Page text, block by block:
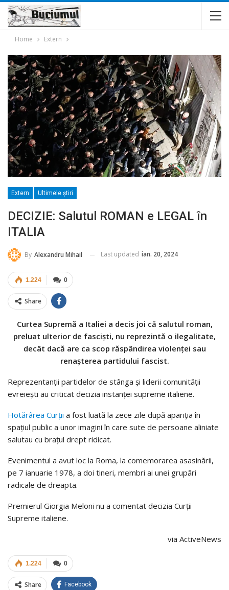
Home Extern
Extern Ultimele ştiri
DECIZIE: Salutul ROMAN e LEGAL în
ITALIA
By Alexandru Mihail Last updated ian. 20, 2024
0
1.224
Share
Curtea Supremă a Italiei a decis joi că salutul roman,
preluat ulterior de fasciști, nu reprezintă o ilegalitate,
decât dacă are ca scop răspândirea violenței sau
renașterea partidului fascist.
Reprezentanții partidelor de stânga și liderii comunității
evreiești au criticat decizia instanței supreme italiene.
Hotărârea Curții a fost luată la zece zile după apariția în
spațiul public a unor imagini în care sute de persoane aliniate
salutau cu brațul drept ridicat.
Evenimentul a avut loc la Roma, la comemorarea asasinării,
pe 7 ianuarie 1978, a doi tineri, membri ai unei grupări
radicale de dreapta.
Premierul Giorgia Meloni nu a comentat decizia Curții
Supreme italiene.
via ActiveNews
0
1.224
Share Facebook